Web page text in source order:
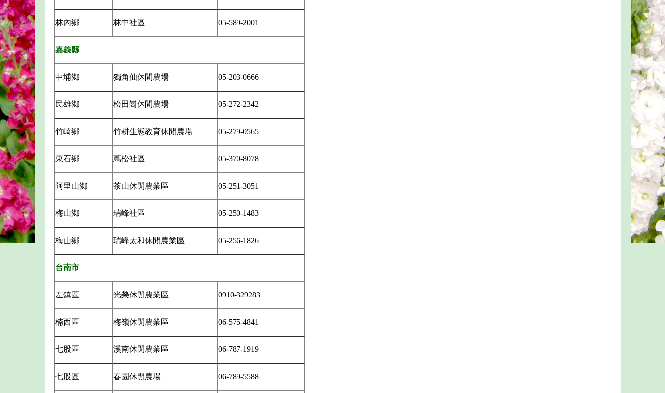
林內鄉 林中社區 05-589-2001
嘉義縣
中埔鄉 獨角仙休閒農場 05-203-0666
民雄鄉 松田崗休閒農場 05-272-2342
竹崎鄉 竹耕生態教育休閒農場 05-279-0565
東石鄉 蔦松社區 05-370-8078
阿里山鄉 茶山休閒農業區 05-251-3051
梅山鄉 瑞峰社區 05-250-1483
梅山鄉 瑞峰太和休閒農業區 05-256-1826
台南市
左鎮區 光榮休閒農業區 0910-329283
楠西區 梅嶺休閒農業區 06-575-4841
七股區 溪南休閒農業區 06-787-1919
七股區 春園休閒農場 06-789-5588